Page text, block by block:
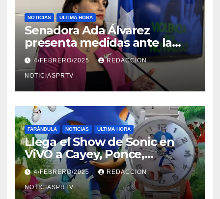
NOTICIAS ULTIMA HORA
Senadora Ada Álvarez
presenta medidas ante la
violencia en el noviazgo
4/FEBRERO/2025 REDACCION
NOTICIASPRTV
FARÁNDULA NOTICIAS ULTIMA HORA
Llega el Show de Sonic en
ViVO a Cayey, Ponce,
Barceloneta y Humacao,
Relojes gratis para el que
compre ahora….
4/FEBRERO/2025 REDACCION
NOTICIASPRTV